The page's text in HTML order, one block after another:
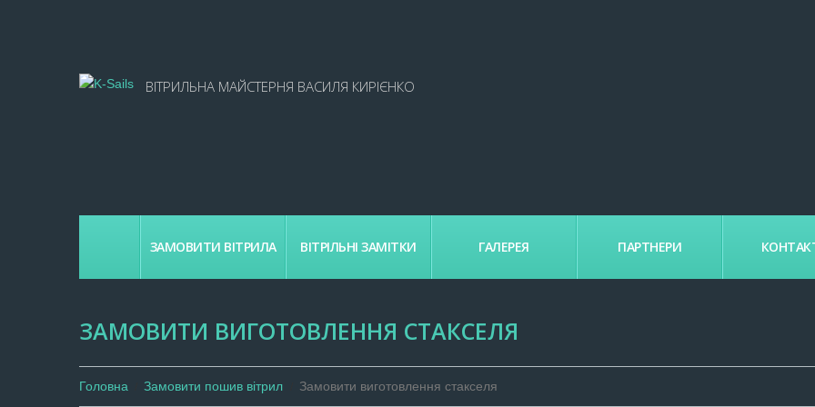
ВІТРИЛЬНА МАЙСТЕРНЯ ВАСИЛЯ КИРІЄНКО
ГОЛОВНА
ЗАМОВИТИ ВІТРИЛА ВІТРІЛЬНІ ЗАМІТКИ ГАЛЕРЕЯ ПАРТНЕРИ
ЗАМОВИТИ ВИГОТОВЛЕННЯ СТАКСЕЛЯ
Головна Замовити пошив вітрил Замовити виготовлення стакселя